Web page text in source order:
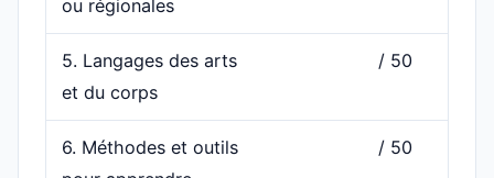
ou régionales
5. Langages des arts
et du corps
/ 50
6. Méthodes et outils
/ 50